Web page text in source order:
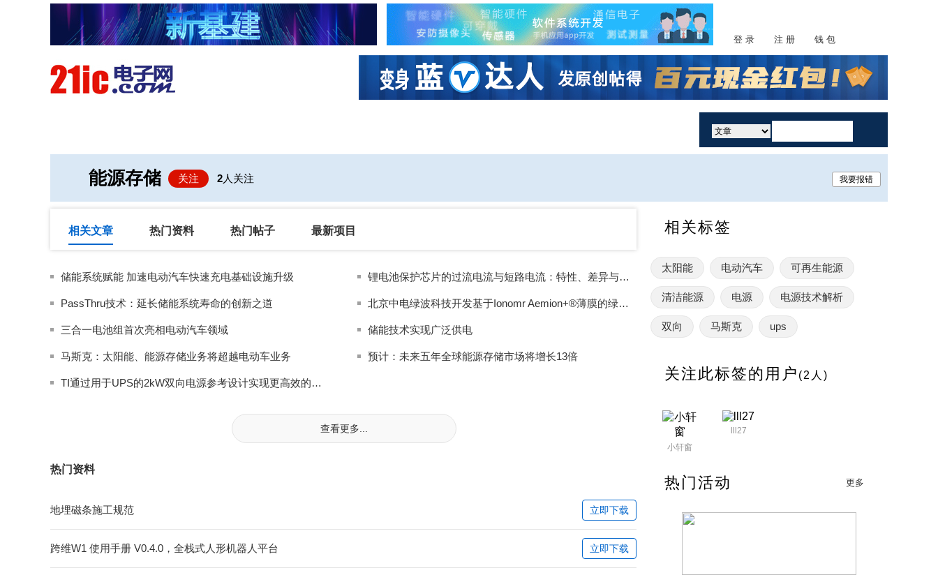
登 录 注 册 钱 包
能源存储 关注 2人关注 我要报错
相关文章 热门资料 热门帖子 最新项目
储能系统赋能 加速电动汽车快速充电基础设施升级 锂电池保护芯片的过流电流与短路电流：特性、差异与重要性
PassThru技术：延长储能系统寿命的创新之道 北京中电绿波科技开发基于Ionomr Aemion+®薄膜的绿色氢能AEM电解槽
三合一电池组首次亮相电动汽车领域 储能技术实现广泛供电
马斯克：太阳能、能源存储业务将超越电动车业务 预计：未来五年全球能源存储市场将增长13倍
TI通过用于UPS的2kW双向电源参考设计实现更高效的能源存储
查看更多...
热门资料
地埋磁条施工规范 立即下载
跨维W1 使用手册 V0.4.0，全栈式⼈形机器⼈平台 立即下载
相关标签
太阳能 电动汽车 可再生能源
清洁能源 电源 电源技术解析
双向 马斯克 ups
关注此标签的用户 (2人)
小轩窗
lll27
热门活动 更多